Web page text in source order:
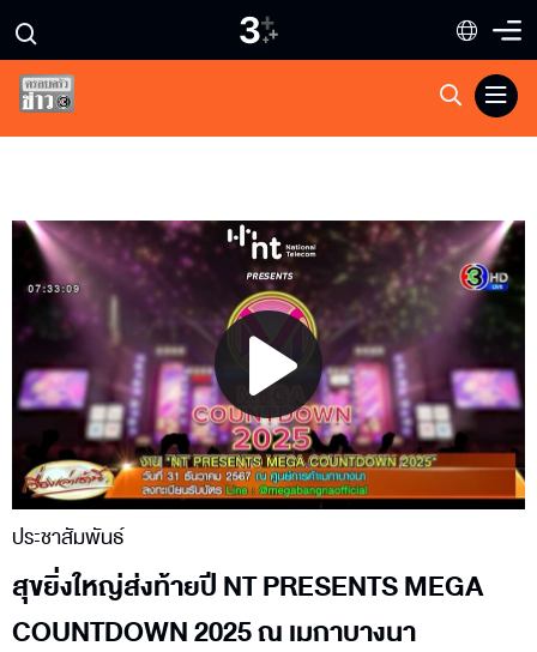
Play
Video
ประชาสัมพันธ์
สุขยิ่งใหญ่ส่งท้ายปี NT PRESENTS MEGA
COUNTDOWN 2025 ณ เมกาบางนา